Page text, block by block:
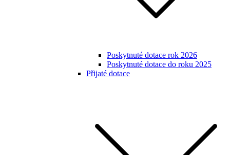
Poskytnuté dotace rok 2026
Poskytnuté dotace do roku 2025
Přijaté dotace